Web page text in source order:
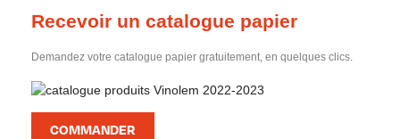
Recevoir un catalogue papier
Demandez votre catalogue papier gratuitement, en quelques clics.
COMMANDER